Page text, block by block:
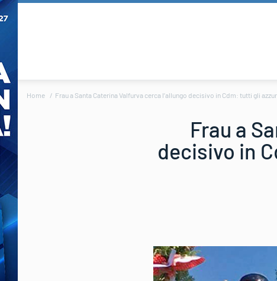
Home Frau a Santa Caterina Valfurva cerca l’allungo decisivo in Cdm: tutti gli
Frau a
decisivo in